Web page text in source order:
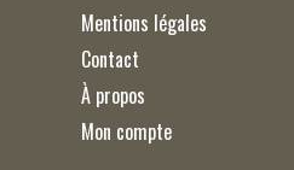
Mentions légales
Contact
À propos
Mon compte